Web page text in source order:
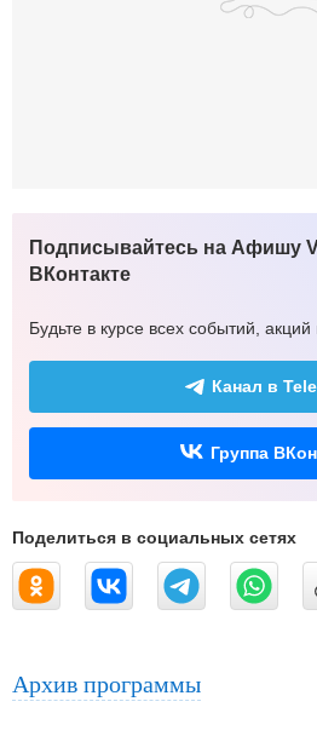
Подписывайтесь на Афишу
ВКонтакте
Будьте в курсе всех событий, акций
Канал в
Группа
Поделиться в социальных сетях
Архив программы